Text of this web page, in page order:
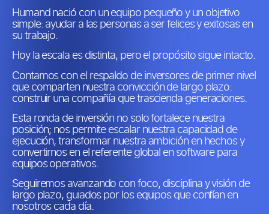
Humand nació con un equipo pequeño y un objetivo
simple: ayudar a las personas a ser felices y exitosas en
su trabajo.
Hoy la escala es distinta, pero el propósito sigue intacto.
Contamos con el respaldo de inversores de primer nivel
que comparten nuestra convicción de largo plazo:
construir una compañía que trascienda generaciones.
Esta ronda de inversión no solo fortalece nuestra
posición; nos permite escalar nuestra capacidad de
ejecución, transformar nuestra ambición en hechos y
convertirnos en el referente global en software para
equipos operativos.
Seguiremos avanzando con foco, disciplina y visión de
largo plazo, guiados por los equipos que confían en
nosotros cada día.